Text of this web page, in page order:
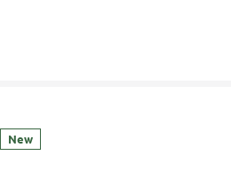
New